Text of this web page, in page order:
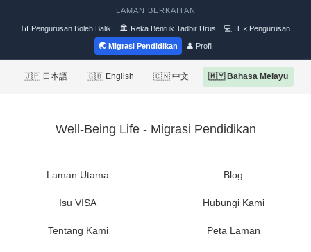
LAMAN BERKAITAN
📊 Pengurusan Boleh Balik 🏛 Reka Bentuk Tadbir Urus 💻 IT × Pengurusan
🌏 Migrasi Pendidikan 👤 Profil
🇯🇵 日本語 🇬🇧 English 🇨🇳 中文 🇲🇾 Bahasa Melayu
Well-Being Life - Migrasi Pendidikan
Laman Utama Blog
Isu VISA Hubungi Kami
Tentang Kami Peta Laman